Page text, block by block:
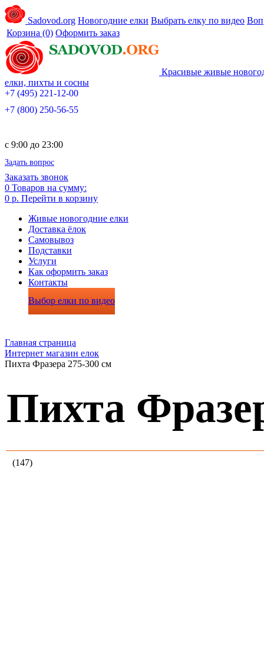
Sadovod.org Новогодние елки Выбрать елку по видео
Корзина (0) Оформить заказ
Красивые живые
елки, пихты и сосны
+7 (495) 221-12-00
+7 (800) 250-56-55
c 9:00 до 23:00
Задать вопрос
Заказать звонок
0 Товаров на сумму:
0 р. Перейти в корзину
Живые новогодние елки
Доставка ёлок
Самовывоз
Подставки
Услуги
Как оформить заказ
Контакты
Выбор елки по видео
Главная страница
Интернет магазин елок
Пихта Фразера 275-300 см
Пихта
(147)